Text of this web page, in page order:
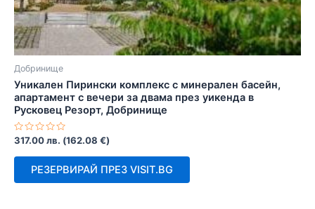
Добринище
Уникален Пирински комплекс с минерален басейн,
апартамент с вечери за двама през уикенда в
Русковец Резорт, Добринище
Оценено
0
317.00лв. (162.08 €)
РЕЗЕРВИРАЙ ПРЕЗ VISIT.BG